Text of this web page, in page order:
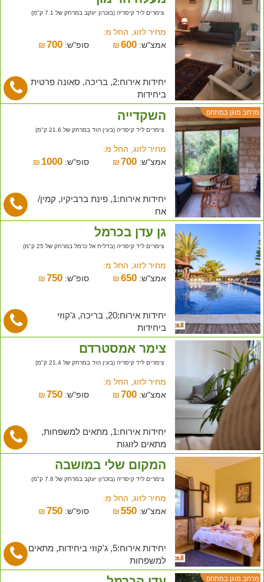
צימרים ליד קיסריה (בזכרון יעקב במרחק של 7.1 ק"מ)
מחיר לזוג, החל מ:
אמצ"ש:
₪600 סופ"ש: ₪ 700
יחידות אירוח:2, בריכה, סאונה פרטית
ביחידות
מרחב מוגן במתחם השקדייה
צימרים ליד קיסריה (בעין הוד במרחק של 21.6 ק"מ)
מחיר לזוג, החל מ:
אמצ"ש:
₪700 סופ"ש: ₪ 1000
יחידות אירוח:1, פינת ברביקיו, קמין/
אח
גן עדן בכרמל
צימרים ליד קיסריה (בדלית אל כרמל במרחק של 25 ק"מ)
מחיר לזוג, החל מ:
אמצ"ש:
₪650 סופ"ש: ₪ 750
יחידות אירוח:20, בריכה, ג'קוזי
ביחידות
צימר אמסטרדם
צימרים ליד קיסריה (בעין הוד במרחק של 21.4 ק"מ)
מחיר לזוג, החל מ:
אמצ"ש:
₪700 סופ"ש: ₪ 750
יחידות אירוח:1, מתאים למשפחות,
מתאים לזוגות
המקום שלי במושבה
צימרים ליד קיסריה (בזכרון יעקב במרחק של 7.8 ק"מ)
מחיר לזוג, החל מ:
אמצ"ש:
₪550 סופ"ש: ₪ 750
יחידות אירוח:5, ג'קוזי ביחידות, מתאים
למשפחות
מרחב מוגן במתחם